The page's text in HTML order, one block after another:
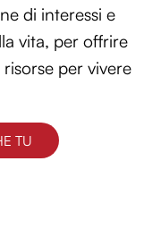
di interessi e
vita, per offrire
per vivere
TU